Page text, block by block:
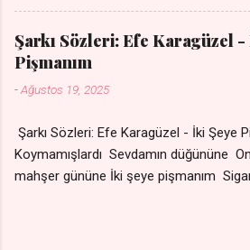
kurban olurum.. - Sen
Yaslanırsan dağ
kurban olurum Can
almış Sen de bana
yoldaş olurum kurban
bi yol bulurum
sana sevda olurum
Şarkı Sözleri: Efe Karagüzel -
Pişmanım
-Ağustos 19, 2025
Şarkı Sözleri: Efe Karagüzel - İki Şeye
Koymamışlardı Sevdamın düğününe
mahşer gününe İki şeye pişmanım
Sensizde duramıyom Sigaradan